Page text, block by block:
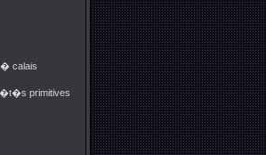
� calais
primitives